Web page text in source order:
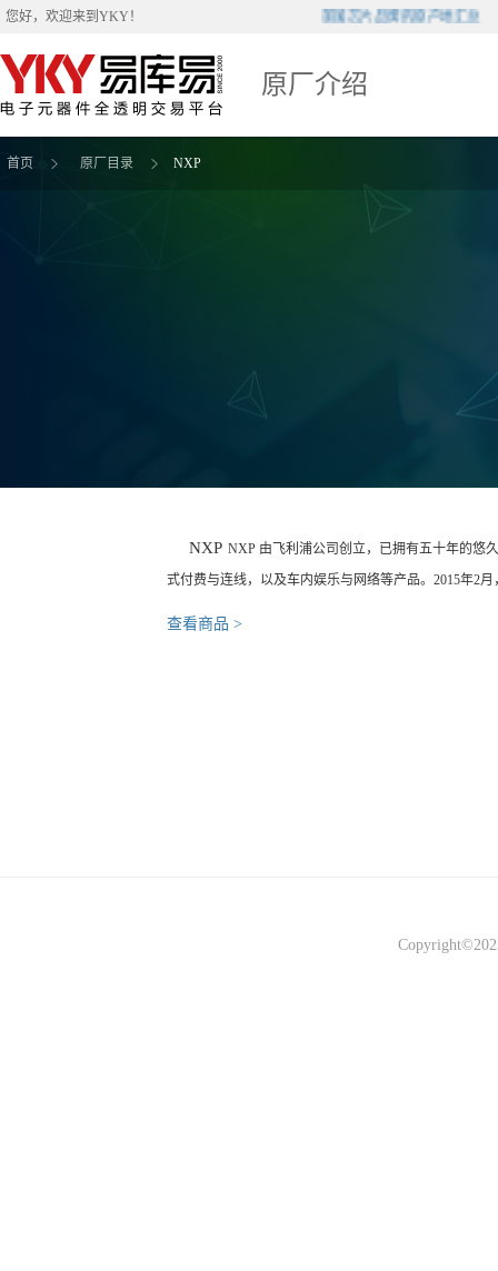
您好，欢迎来到 YKY ！ 美国芯片品牌的原产地汇总
原厂介绍
首页 原厂目录 NXP
NXP NXP 由飞利浦公司创立，已拥有五十年的悠
式付费与连线，以及车内娱乐与网络等产品。2015年2
查看商品 >